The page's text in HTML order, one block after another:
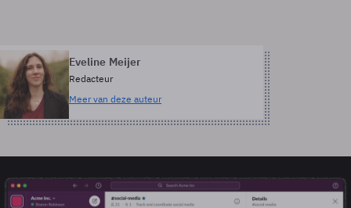
Eveline Meijer
Redacteur
Meer van deze auteur